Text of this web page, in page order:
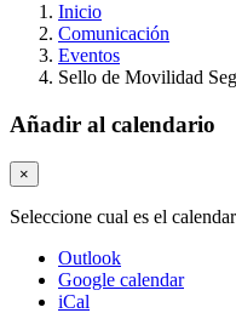
Inicio
Comunicación
Eventos
Sello de Movilidad
Añadir al calendario
×
Seleccione cual es el
Outlook
Google calendar
iCal